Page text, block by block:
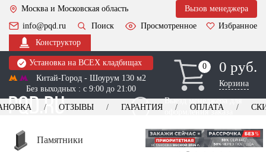
Москва и Московская область
Вызов менеджера
info@pqd.ru
Поиск Просмотренное
Избранное
Конструктор
Установка на ВСЕХ кладбищах
Китай-Город - Шоурум 130 м2
Без выходных : с 9:00 до 21:00
0
0 0 руб.
Корзина
Выезд менеджера для
оформления заказа
+7 (495) 518-44-23
ОТЗЫВЫ ГАРАНТИЯ ОПЛАТА
Памятники